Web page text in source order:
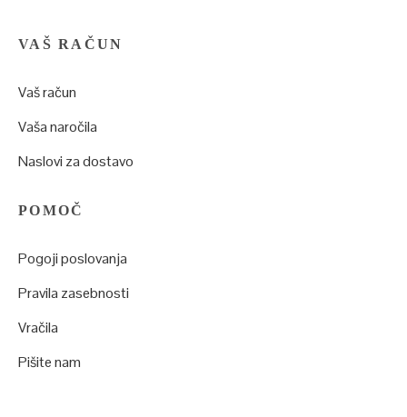
VAŠ RAČUN
Vaš račun
Vaša naročila
Naslovi za dostavo
POMOČ
Pogoji poslovanja
Pravila zasebnosti
Vračila
Pišite nam